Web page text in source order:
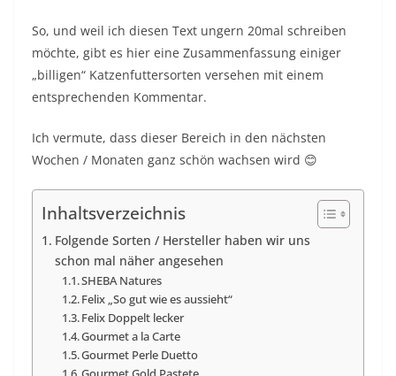
So, und weil ich diesen Text ungern 20mal schreiben
möchte, gibt es hier eine Zusammenfassung einiger
„billigen“ Katzenfuttersorten versehen mit einem
entsprechenden Kommentar.
Ich vermute, dass dieser Bereich in den nächsten
Wochen / Monaten ganz schön wachsen wird 😊
Inhaltsverzeichnis
Folgende Sorten / Hersteller haben wir uns
schon mal näher angesehen
SHEBA Natures
Felix „So gut wie es aussieht“
Felix Doppelt lecker
Gourmet a la Carte
Gourmet Perle Duetto